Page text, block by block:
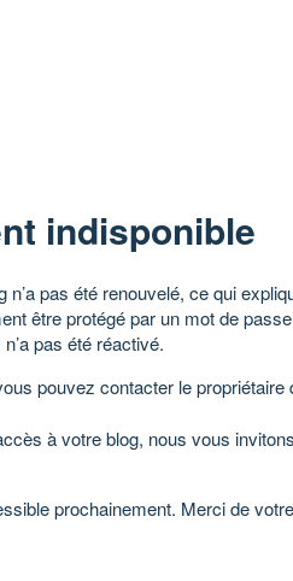
indisponible
pas été renouvelé, ce qui
être protégé par un mot de
pas été réactivé.
pouvez contacter le propriétaire
à votre blog, nous vous
prochainement. Merci de votre